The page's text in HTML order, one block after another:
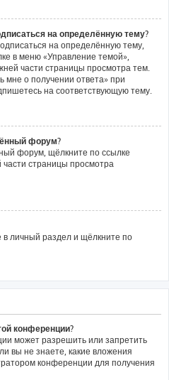
на определённую тему?
на определённую тему,
в меню «Управление темой»,
части страницы просмотра тем.
мне о получении ответа» при
на соответствующую тему.
форум?
форум, щёлкните по ссылке
страницы просмотра
в личный раздел и щёлкните по
конференции?
может разрешить или запретить
вы не знаете, какие вложения
конференции для получения